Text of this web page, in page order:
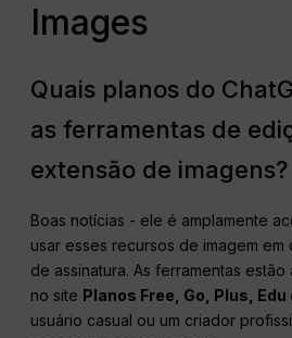
Images
Quais planos do
as ferramentas de
extensão de imagens?
Boas notícias - ele é amplamente
usar esses recursos de imagem
de assinatura. As ferramentas
no site Planos Free, Go, Plus, Edu
usuário casual ou um criador